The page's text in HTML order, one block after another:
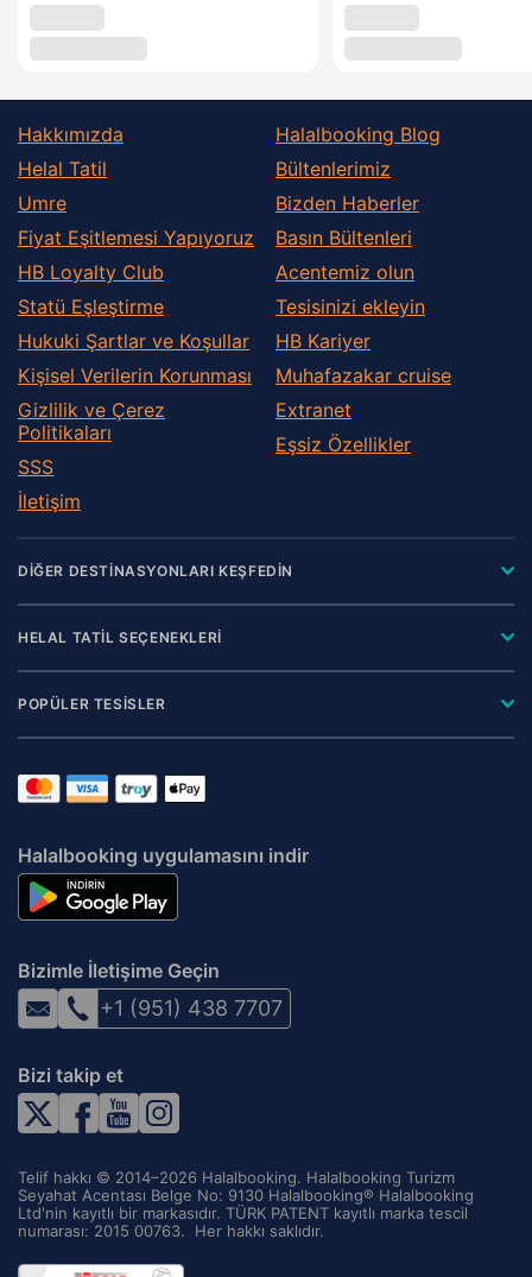
Hakkımızda
Helal Tatil
Umre
Fiyat Eşitlemesi Yapıyoruz
HB Loyalty Club
Statü Eşleştirme
Hukuki Şartlar ve Koşullar
Kişisel Verilerin Korunması
Gizlilik ve Çerez
Politikaları
SSS
İletişim
Halalbooking Blog
Bültenlerimiz
Bizden Haberler
Basın Bültenleri
Acentemiz olun
Tesisinizi ekleyin
HB Kariyer
Muhafazakar сruise
Extranet
Eşsiz Özellikler
DİĞER DESTİNASYONLARI KEŞFEDİN
HELAL TATİL SEÇENEKLERİ
POPÜLER TESİSLER
Halalbooking uygulamasını indir
Bizimle İletişime Geçin
+1 (951) 438 7707
Bizi takip et
Telif hakkı © 2014–2026 Halalbooking. Halalbooking Turizm
Seyahat Acentası Belge No: 9130 Halalbooking® Halalbooking
Ltd'nin kayıtlı bir markasıdır. TÜRK PATENT kayıtlı marka tescil
numarası: 2015 00763. ‌ Her hakkı saklıdır.